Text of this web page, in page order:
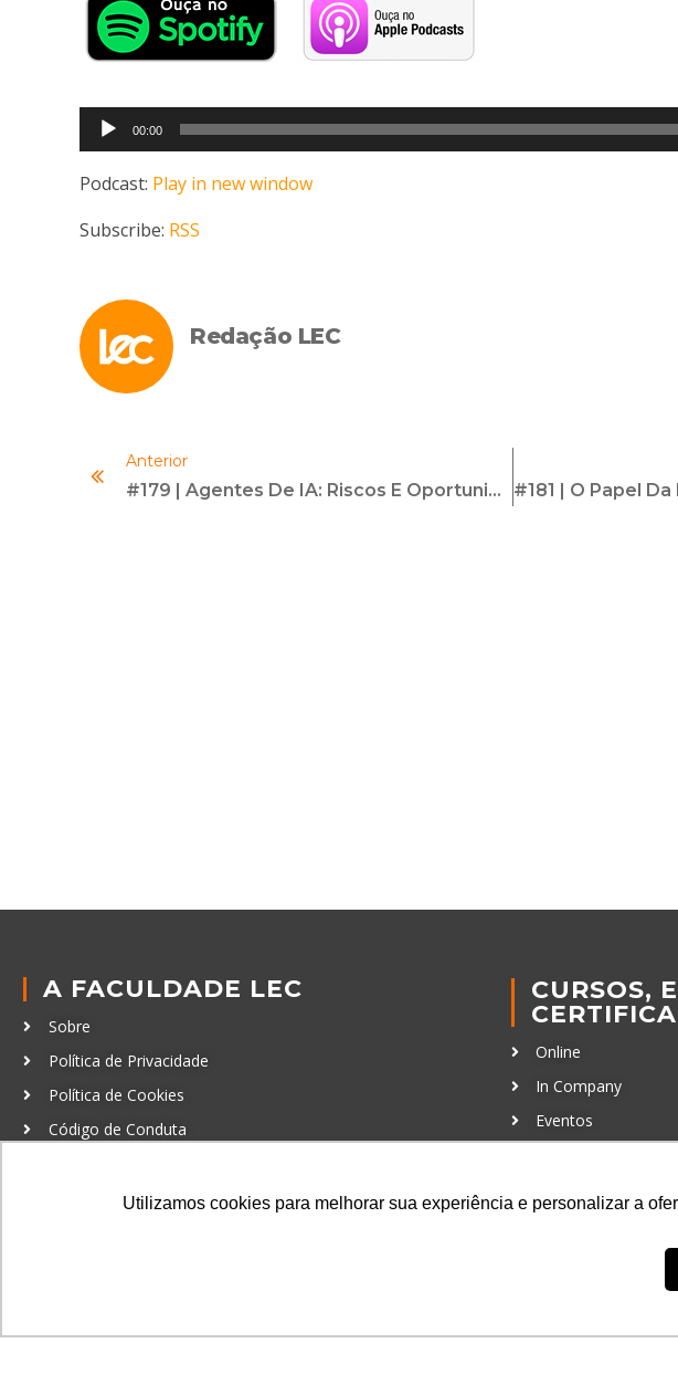
Utilizamos cookies para melhorar sua experiência e personalizar a
Tocador
de
áudio
00:00
Podcast: Play in new window
Subscribe: RSS
Redação LEC
Anterior
#179 | Agentes De IA: Riscos E Oportunidades | Com Bárbara Vallim E Alessandra Gonsales
A FACULDADE LEC
Sobre
Política de Privacidade
Política de Cookies
Código de Conduta
CURSOS,
Online
In Company
Eventos